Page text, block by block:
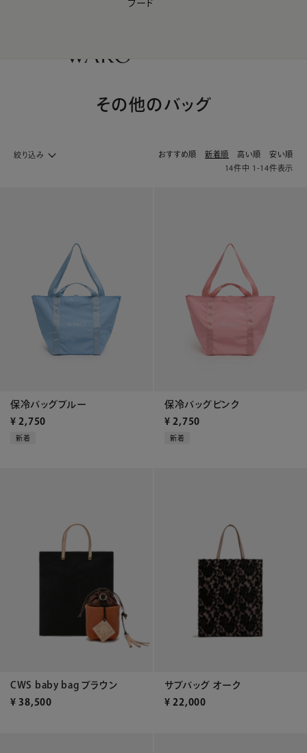
【会員様限定】夏のプレゼントキャンペーン開催中
フード
その他のバッグ
おすすめ順 新着順 高い順
安い順
14件中 1 -14件表示
絞り込み
保冷バッグブルー
¥ 2,750
新着
保冷バッグピンク
¥ 2,750
新着
CWS baby bag ブラウン
¥ 38,500
サブバッグ オーク
¥ 22,000